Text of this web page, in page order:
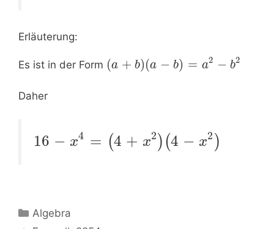
Erläuterung:
Es ist in der Form (a + b)(a − b) = a2 − b2
Daher
16 − x4 = (4 + x2 ) (4 − x2 )
Kategorien
Algebra